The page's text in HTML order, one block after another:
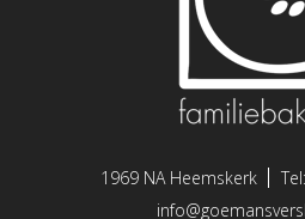
1969 NA Heemskerk Tel: